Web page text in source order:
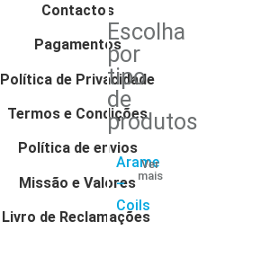
Escolha
por
tipo
de
produtos
Arame
–
Coils
Ver
mais
Contactos
Pagamentos
Política de Privacidade
Termos e Condições
Política de envios
Missão e Valores
Livro de Reclamações